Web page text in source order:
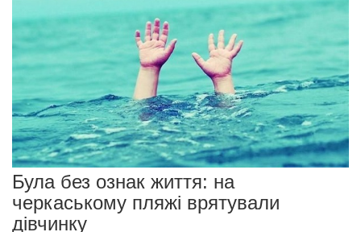
Була без ознак життя: на
черкаському пляжі врятували
дівчинку